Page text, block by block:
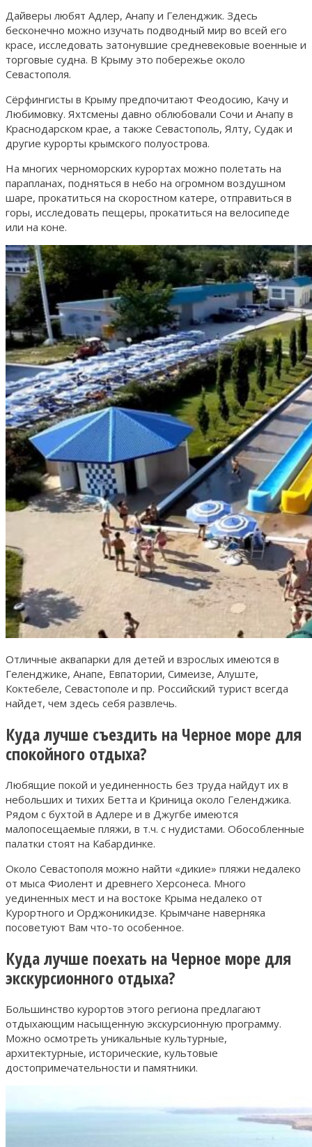
Дайверы любят Адлер, Анапу и Геленджик. Здесь
бесконечно можно изучать подводный мир во всей его
красе, исследовать затонувшие средневековые военные и
торговые судна. В Крыму это побережье около
Севастополя.
Сёрфингисты в Крыму предпочитают Феодосию, Качу и
Любимовку. Яхтсмены давно облюбовали Сочи и Анапу в
Краснодарском крае, а также Севастополь, Ялту, Судак и
другие курорты крымского полуострова.
На многих черноморских курортах можно полетать на
парапланах, подняться в небо на огромном воздушном
шаре, прокатиться на скоростном катере, отправиться в
горы, исследовать пещеры, прокатиться на велосипеде
или на коне.
Отличные аквапарки для детей и взрослых имеются в
Геленджике, Анапе, Евпатории, Симеизе, Алуште,
Коктебеле, Севастополе и пр. Российский турист всегда
найдет, чем здесь себя развлечь.
Куда лучше съездить на Черное море для
спокойного отдыха?
Любящие покой и уединенность без труда найдут их в
небольших и тихих Бетта и Криница около Геленджика.
Рядом с бухтой в Адлере и в Джугбе имеются
малопосещаемые пляжи, в т.ч. с нудистами. Обособленные
палатки стоят на Кабардинке.
Около Севастополя можно найти «дикие» пляжи недалеко
от мыса Фиолент и древнего Херсонеса. Много
уединенных мест и на востоке Крыма недалеко от
Курортного и Орджоникидзе. Крымчане наверняка
посоветуют Вам что-то особенное.
Куда лучше поехать на Черное море для
экскурсионного отдыха?
Большинство курортов этого региона предлагают
отдыхающим насыщенную экскурсионную программу.
Можно осмотреть уникальные культурные,
архитектурные, исторические, культовые
достопримечательности и памятники.